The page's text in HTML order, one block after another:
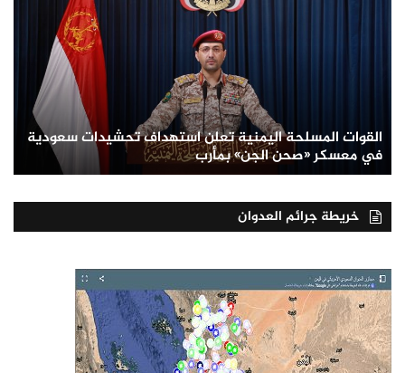
القوات المسلحة اليمنية تعلن استهداف تحشيدات سعودية
في معسكر «صحن الجن» بمأرب
خريطة جرائم العدوان